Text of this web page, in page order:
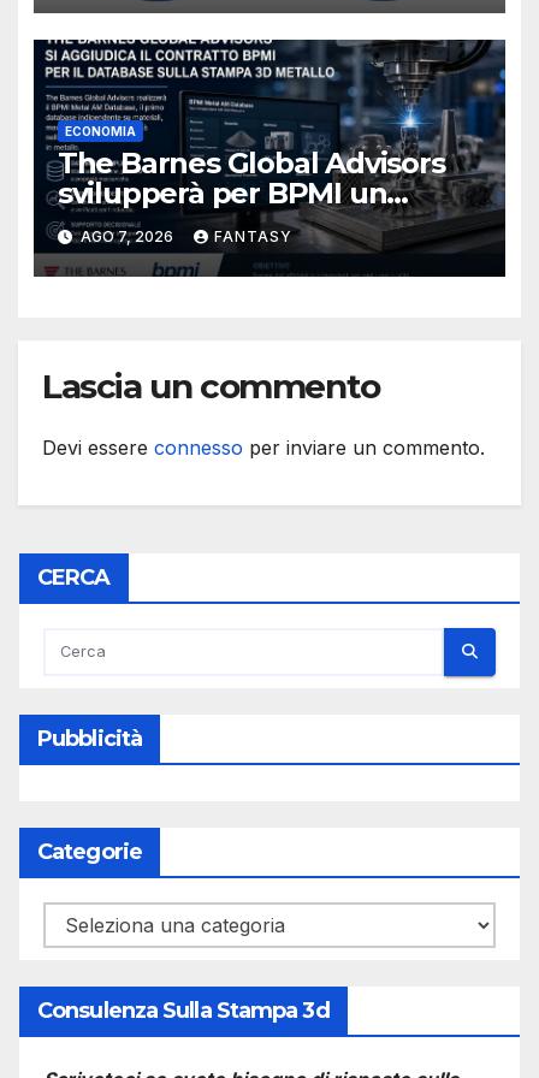
ECONOMIA
The Barnes Global Advisors
svilupperà per BPMI un
database per la stampa 3D
metallica destinata alla filiera
navale statunitense
AGO 7, 2026 FANTASY
Lascia un commento
Devi essere connesso per inviare un commento.
CERCA
Pubblicità
Categorie
Categorie
Consulenza Sulla Stampa 3d